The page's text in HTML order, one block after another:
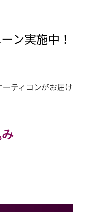
ン実施中！
ティコンがお届け